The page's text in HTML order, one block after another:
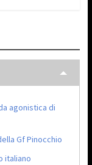
agonistica di
Gf Pinocchio
italiano